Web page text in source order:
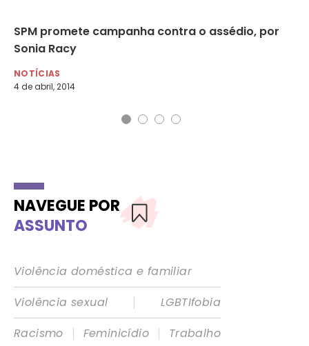
SPM promete campanha contra o assédio, por
Sonia Racy
NOTÍCIAS
4 de abril, 2014
NAVEGUE POR
ASSUNTO
Violência doméstica e familiar
Violência sexual
|
LGBTIfobia
Racismo
| Feminicídio | Trabalho